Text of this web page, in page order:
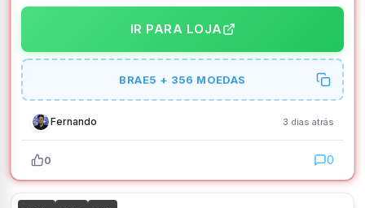
IR PARA LOJA
BRAE5 + 356 MOEDAS
Fernando 3 dias atrás
0 0